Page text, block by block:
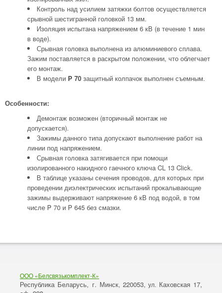
Контроль над усилием затяжки болтов осуществляется
срывной шестигранной головкой 13 мм.
Изоляция испытана напряжением 6 кВ (в течение 1 мин
в воде).
Срывная головка выполнена из алюминиевого сплава.
Зажим поставляется в раскрытом положении, что облегчает
его монтаж.
В модели P 70 защитный колпачок выполнен съемным.
Особенности:
Демонтаж возможен (вторичный монтаж не
допускается).
Зажимы данного типа допускают выполнение работ на
линии под напряжением.
Срывная головка затягивается при помощи
изолированного накидного гаечного ключа CL 13 Click.
В таблице указаны сечения проводов, для которых при
проведении диэлектрических испытаний прокалывающие
зажимы выдерживают напряжение 6 кВ под водой, в том
числе P 70 и P 645 без смазки.
ООО «Белсвязькомплект-К»
Республика Беларусь, г. Минск, 220053, ул. Каховская 17,